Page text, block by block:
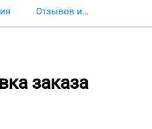
Отзывов и
заказа